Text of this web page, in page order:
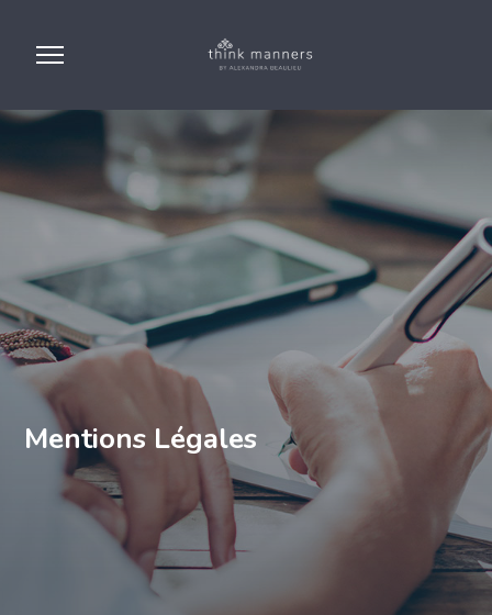
Mentions Légales